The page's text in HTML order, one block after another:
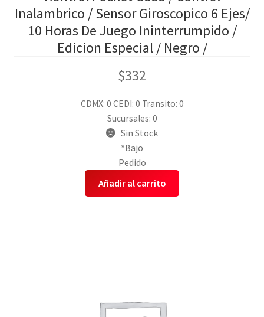
Inalambrico / Sensor Giroscopico 6 Ejes/
10 Horas De Juego Ininterrumpido /
Edicion Especial / Negro /
$332
CDMX: 0 CEDI: 0 Transito: 0
Sucursales: 0
Sin Stock
*Bajo
Pedido
Añadir al carrito